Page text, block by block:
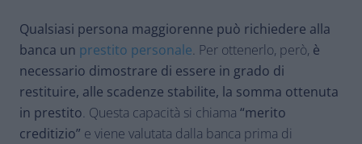
Qualsiasi persona maggiorenne può richiedere alla
banca un prestito personale. Per ottenerlo, però, è
necessario dimostrare di essere in grado di
restituire, alle scadenze stabilite, la somma ottenuta
in prestito. Questa capacità si chiama “merito
creditizio” e viene valutata dalla banca prima di